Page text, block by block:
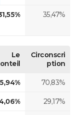
35,47%
Le
Circonscri
ption
70,83%
29,17%